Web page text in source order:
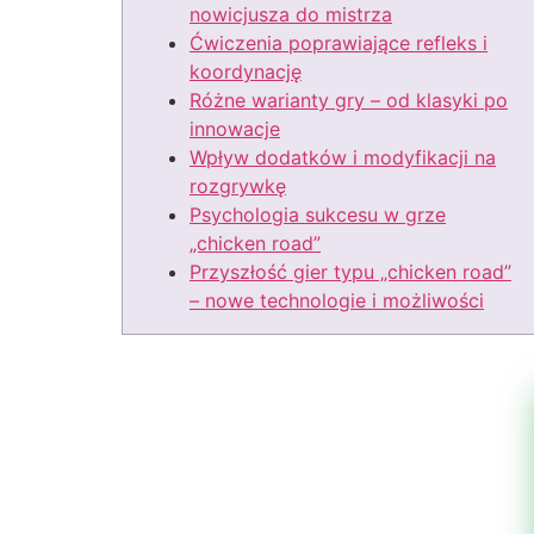
nowicjusza do mistrza
Ćwiczenia poprawiające refleks i
koordynację
Różne warianty gry – od klasyki po
innowacje
Wpływ dodatków i modyfikacji na
rozgrywkę
Psychologia sukcesu w grze
„chicken road”
Przyszłość gier typu „chicken road”
– nowe technologie i możliwości